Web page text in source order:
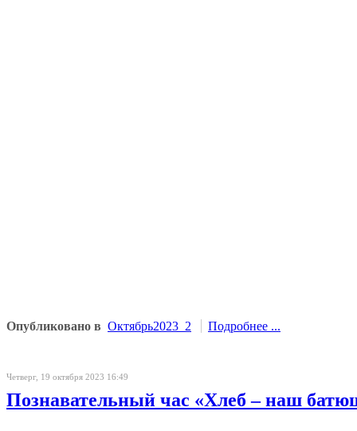
Опубликовано в Октябрь2023_2 Подробнее ...
Четверг, 19 октября 2023 16:49
Познавательный час «Хлеб – наш